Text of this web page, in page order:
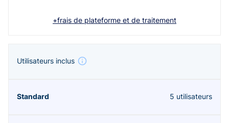
+frais de plateforme et de traitement
Utilisateurs inclus
5 utilisateurs